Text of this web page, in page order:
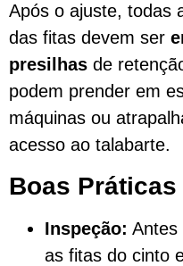
Após o ajuste, todas
das fitas devem ser
presilhas de
podem prender em
máquinas ou
acesso ao talabarte.
Boas
Inspeção: Antes
as fitas do cinto